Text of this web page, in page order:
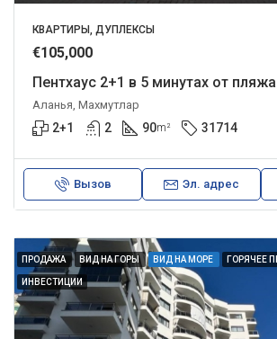
КВАРТИРЫ, ДУПЛЕКСЫ
€105,000
Пентхаус 2+1 в 5 минутах от
Аланья, Махмутлар
2+1 2 90m² 31714
Вызов Эл. адрес
ПРОДАЖА ВИД НА ГОРЫ ВИД НА МОРЕ ГОРЯЧЕЕ
ИНВЕСТИЦИИ